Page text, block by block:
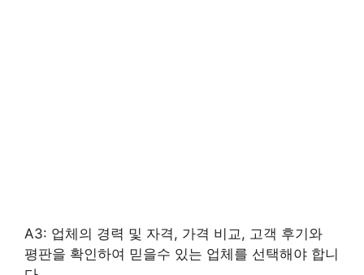
A3: 업체의 경력 및 자격, 가격 비교, 고객 후기와
평판을 확인하여 믿을수 있는 업체를 선택해야 합니